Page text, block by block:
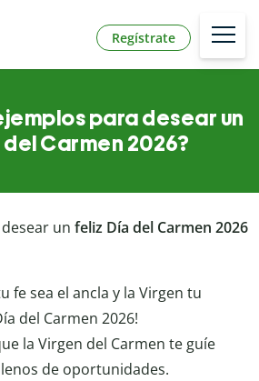
Regístrate
para desear un
del Carmen 2026?
un feliz Día del Carmen 2026
fe sea el ancla y la Virgen tu
del Carmen 2026!
la Virgen del Carmen te guíe
de oportunidades.